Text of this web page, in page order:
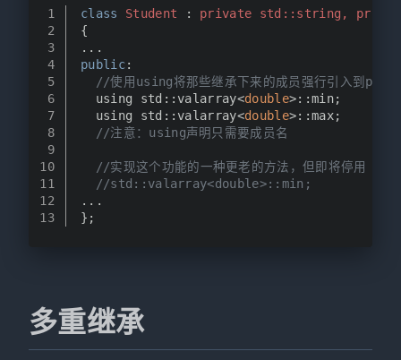
1
2
3
4
5
6
7
8
9
10
11
12
13
class Student : private std:: string ,
{
...
public:
//使用using将那些继承下来的成员强行引入到
  using std::valarray<
double>::min;
  using std::valarray<
double>::max;
//注意：using声明只需要成员名
//实现这个功能的一种更老的方法，但即将停用
//std::valarray<double>::min;
...
};
多重继承